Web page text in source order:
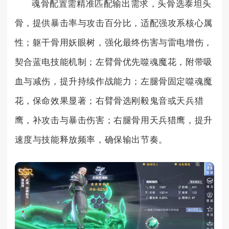
魂骨配置需精准匹配输出需求，头骨选泰坦头
骨，提供暴击率与攻击百分比，适配强攻系核心属
性；躯干骨用妖眼树，强化最终伤害与雷电增伤，
契合蓝电技能机制；左臂骨优先噬魂魔花，附带吸
血与减伤，提升持续作战能力；左腿骨固定噬魂魔
花，保命效果显著；右臂骨选刚毅鬼音或天兵猎
鹰，补攻击与暴击伤害；右腿骨用天兵猎鹰，提升
速度与技能释放频率，确保输出节奏。